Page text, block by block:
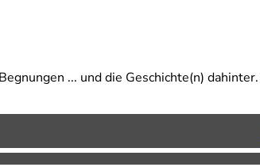
... und die Geschichte(n)